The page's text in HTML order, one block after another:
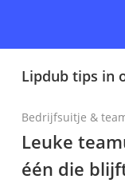
Lipdub tips in
Bedrijfsuitje &
Leuke
één die